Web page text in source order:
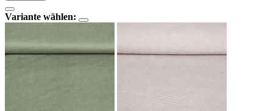
Variante wählen: